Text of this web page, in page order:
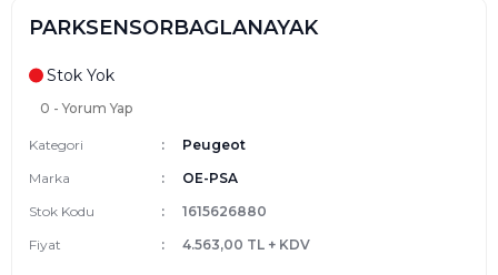
PARKSENSORBAGLANAYAK
Stok Yok
0 - Yorum Yap
Kategori
Peugeot
Marka
OE-PSA
Stok Kodu
1615626880
Fiyat
4.563,00 TL + KDV